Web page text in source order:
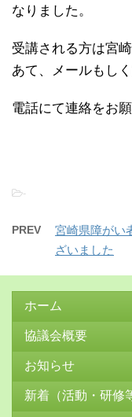
なりました。
受講される方は宮
あて、メールもし
電話にて連絡をお
-
PREV
宮崎県障がい
ざいました
ホーム
協議会概要
お知らせ
新着（活動・研修